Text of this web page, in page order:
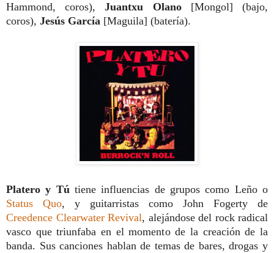
Hammond, coros),Juantxu Olano[Mongol] (bajo,
coros), Jesús García [Maguila] (batería).
Platero y Tútiene influencias de grupos como Leño o
Status Quo, y guitarristas como John Fogerty de
Creedence Clearwater Revival, alejándose del rock radical
vasco que triunfaba en el momento de la creación de la
banda. Sus canciones hablan de temas de bares, drogas y